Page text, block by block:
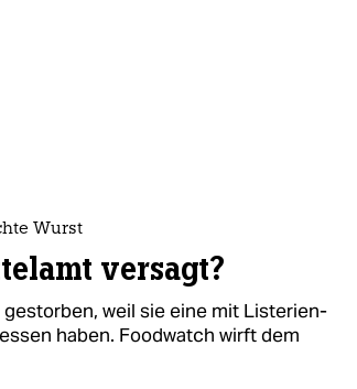
Wurst
versagt?
weil sie eine mit Listerien-
haben. Foodwatch wirft dem